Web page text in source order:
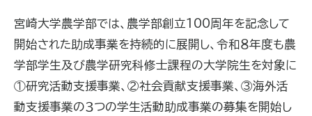
宮崎大学農学部では、農学部創立100周年を記念して
開始された助成事業を持続的に展開し、令和８年度も農
学部学生及び農学研究科修士課程の大学院生を対象に
①研究活動支援事業、 ②社会貢献支援事業、 ③海外活
動支援事業の３つの学生活動助成事業の募集を開始し